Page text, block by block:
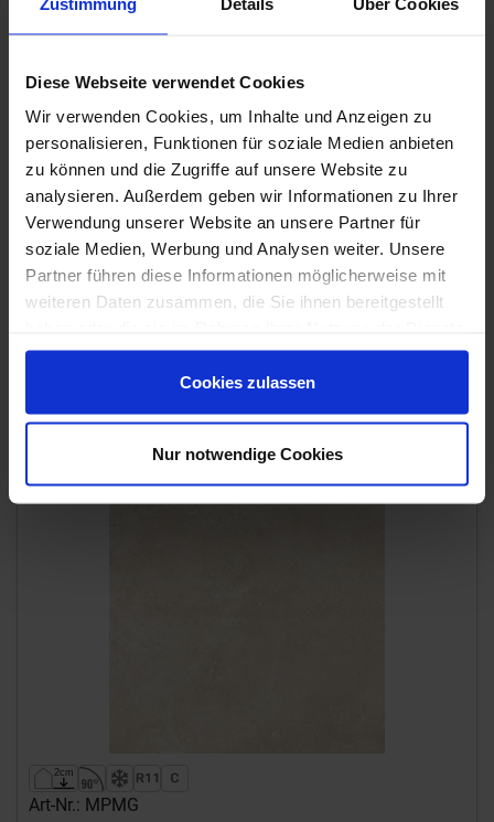
Diese Webseite verwendet Cookies
Wir verwenden Cookies, um Inhalte und Anzeigen zu
personalisieren, Funktionen für soziale Medien anbieten
zu können und die Zugriffe auf unsere Website zu
analysieren. Außerdem geben wir Informationen zu Ihrer
Verwendung unserer Website an unsere Partner für
soziale Medien, Werbung und Analysen weiter. Unsere
Partner führen diese Informationen möglicherweise mit
weiteren Daten zusammen, die Sie ihnen bereitgestellt
gesammelt haben.
Cookies zulassen
Nur notwendige Cookies
Art-Nr.: MPMF
MarazziFabula20
Bianco 100x100x2 cm Terrassenplatte Matt Strukturiert
Naturale
74,90 €/m²
hinzufügen
Bestellzeit 10-15 Werktage, Versandzeit 7-9 Werktage
Art-Nr.: MPMG